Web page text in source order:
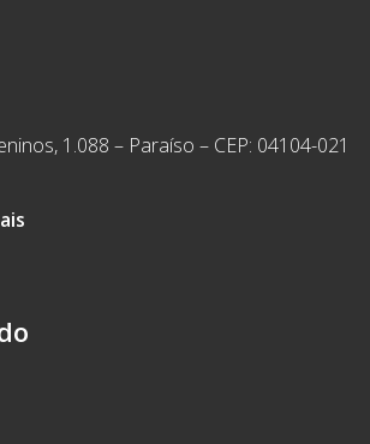
1.088 – Paraíso – CEP: 04104-021